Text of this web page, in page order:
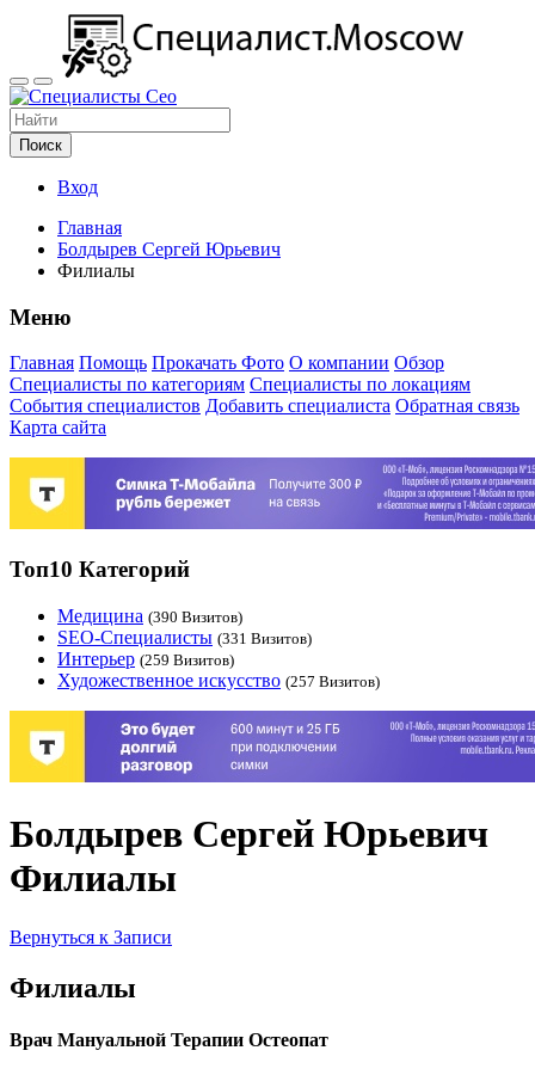
Поиск
Вход
Главная
Болдырев Сергей Юрьевич
Филиалы
Меню
Главная Помощь Прокачать Фото О компании Обзор
Специалисты по категориям Специалисты по локациям
События специалистов Добавить специалиста Обратная связь
Карта сайта
Топ10 Категорий
Медицина (390 Визитов)
SEO-Специалисты (331 Визитов)
Интерьер (259 Визитов)
Художественное искусство (257 Визитов)
Болдырев Сергей Юрьевич
Филиалы
Вернуться к Записи
Филиалы
Врач Мануальной Терапии Остеопат